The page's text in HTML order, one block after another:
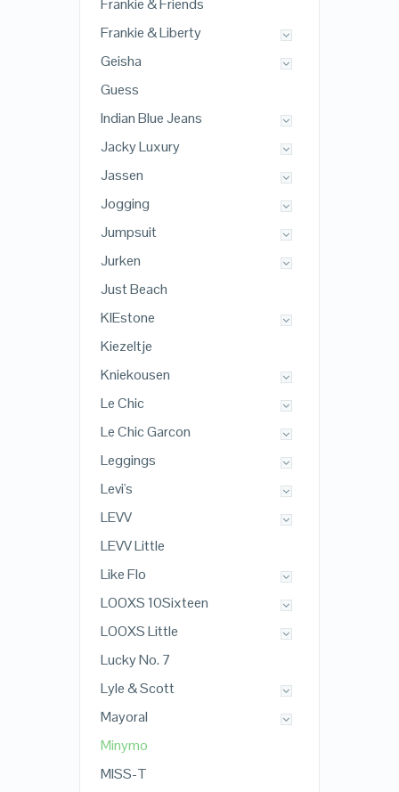
Frankie & Friends
Frankie & Liberty
Geisha
Guess
Indian Blue Jeans
Jacky Luxury
Jassen
Jogging
Jumpsuit
Jurken
Just Beach
KIEstone
Kiezeltje
Kniekousen
Le Chic
Le Chic Garcon
Leggings
Levi's
LEVV
LEVV Little
Like Flo
LOOXS 10Sixteen
LOOXS Little
Lucky No. 7
Lyle & Scott
Mayoral
Minymo
MISS-T